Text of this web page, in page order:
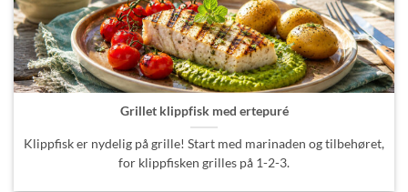
Grillet klippfisk med ertepuré
Klippfisk er nydelig på grille! Start med marinaden og tilbehøret,
for klippfisken grilles på 1-2-3.